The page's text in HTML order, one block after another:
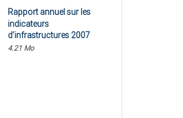
Rapport annuel sur les
indicateurs
d’infrastructures 2007
4.21 Mo